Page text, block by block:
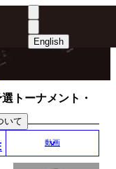
いて
English
トーナメント・
動画